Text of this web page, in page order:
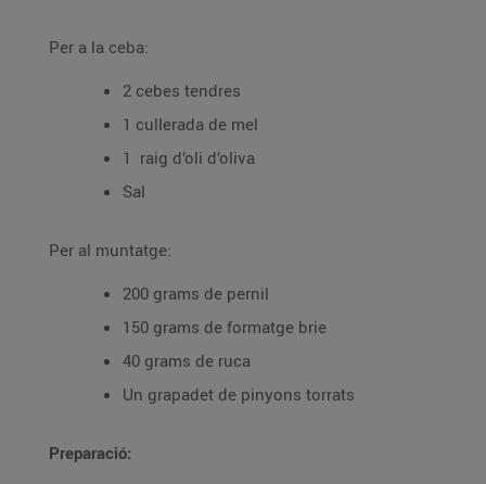
Per a la ceba:
2 cebes tendres
1 cullerada de mel
1 raig d’oli d’oliva
Sal
Per al muntatge:
200 grams de pernil
150 grams de formatge brie
40 grams de ruca
Un grapadet de pinyons torrats
Preparació: